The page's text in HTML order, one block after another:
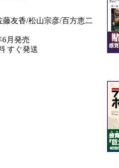
藤友香/松山宗彦/百方恵二
6月発売
すぐ発送